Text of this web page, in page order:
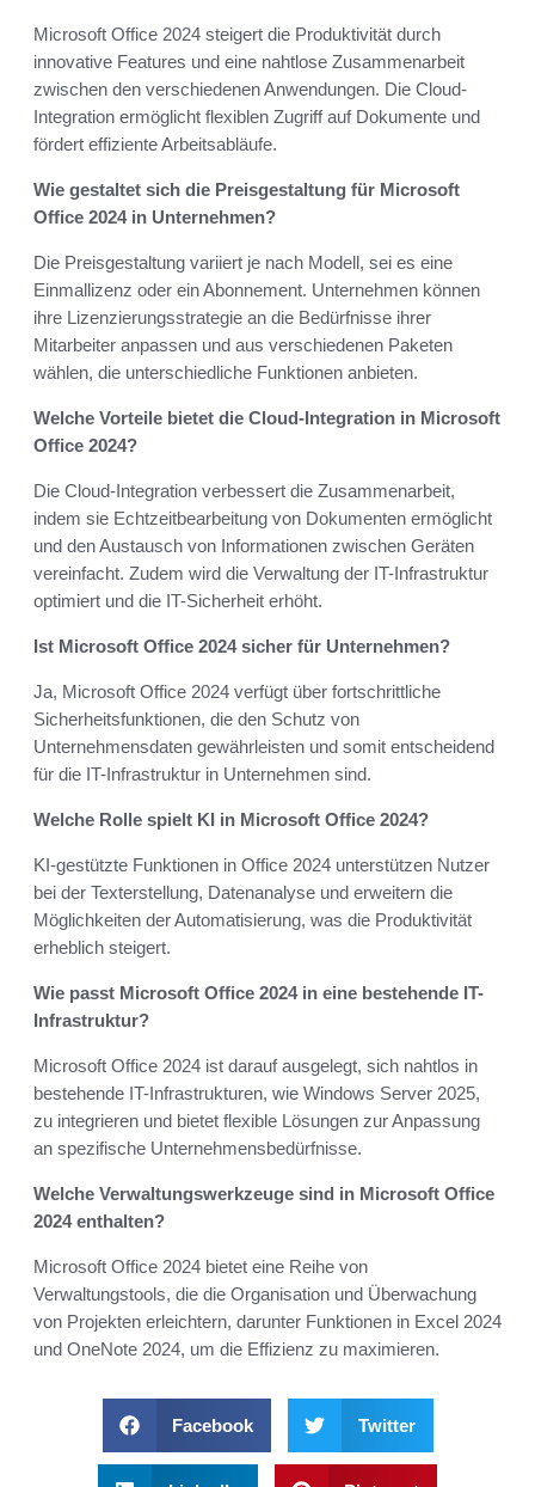
Microsoft Office 2024 steigert die Produktivität durch
innovative Features und eine nahtlose Zusammenarbeit
zwischen den verschiedenen Anwendungen. Die Cloud-
Integration ermöglicht flexiblen Zugriff auf Dokumente und
fördert effiziente Arbeitsabläufe.
Wie gestaltet sich die Preisgestaltung für Microsoft
Office 2024 in Unternehmen?
Die Preisgestaltung variiert je nach Modell, sei es eine
Einmallizenz oder ein Abonnement. Unternehmen können
ihre Lizenzierungsstrategie an die Bedürfnisse ihrer
Mitarbeiter anpassen und aus verschiedenen Paketen
wählen, die unterschiedliche Funktionen anbieten.
Welche Vorteile bietet die Cloud-Integration in Microsoft
Office 2024?
Die Cloud-Integration verbessert die Zusammenarbeit,
indem sie Echtzeitbearbeitung von Dokumenten ermöglicht
und den Austausch von Informationen zwischen Geräten
vereinfacht. Zudem wird die Verwaltung der IT-Infrastruktur
optimiert und die IT-Sicherheit erhöht.
Ist Microsoft Office 2024 sicher für Unternehmen?
Ja, Microsoft Office 2024 verfügt über fortschrittliche
Sicherheitsfunktionen, die den Schutz von
Unternehmensdaten gewährleisten und somit entscheidend
für die IT-Infrastruktur in Unternehmen sind.
Welche Rolle spielt KI in Microsoft Office 2024?
KI-gestützte Funktionen in Office 2024 unterstützen Nutzer
bei der Texterstellung, Datenanalyse und erweitern die
Möglichkeiten der Automatisierung, was die Produktivität
erheblich steigert.
Wie passt Microsoft Office 2024 in eine bestehende IT-
Infrastruktur?
Microsoft Office 2024 ist darauf ausgelegt, sich nahtlos in
bestehende IT-Infrastrukturen, wie Windows Server 2025,
zu integrieren und bietet flexible Lösungen zur Anpassung
an spezifische Unternehmensbedürfnisse.
Welche Verwaltungswerkzeuge sind in Microsoft Office
2024 enthalten?
Microsoft Office 2024 bietet eine Reihe von
Verwaltungstools, die die Organisation und Überwachung
von Projekten erleichtern, darunter Funktionen in Excel 2024
und OneNote 2024, um die Effizienz zu maximieren.
Facebook Twitter